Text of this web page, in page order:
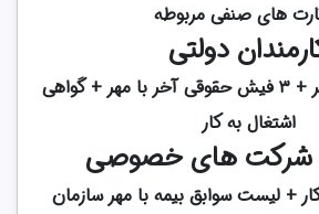
های صنفی مربوطه
دولتی
حکم کارگزینی با مهر + ۳ فیش حقوقی آخر با مهر + گواهی
اشتغال به کار
شرکت های خصوصی
+ لیست سوابق بیمه با مهر سازمان